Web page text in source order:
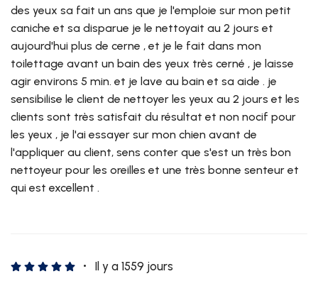
des yeux sa fait un ans que je l'emploie sur mon petit
caniche et sa disparue je le nettoyait au 2 jours et
aujourd'hui plus de cerne , et je le fait dans mon
toilettage avant un bain des yeux très cerné , je laisse
agir environs 5 min. et je lave au bain et sa aide . je
sensibilise le client de nettoyer les yeux au 2 jours et les
clients sont très satisfait du résultat et non nocif pour
les yeux , je l'ai essayer sur mon chien avant de
l'appliquer au client, sens conter que s'est un très bon
nettoyeur pour les oreilles et une très bonne senteur et
qui est excellent .
Il y a 1559 jours